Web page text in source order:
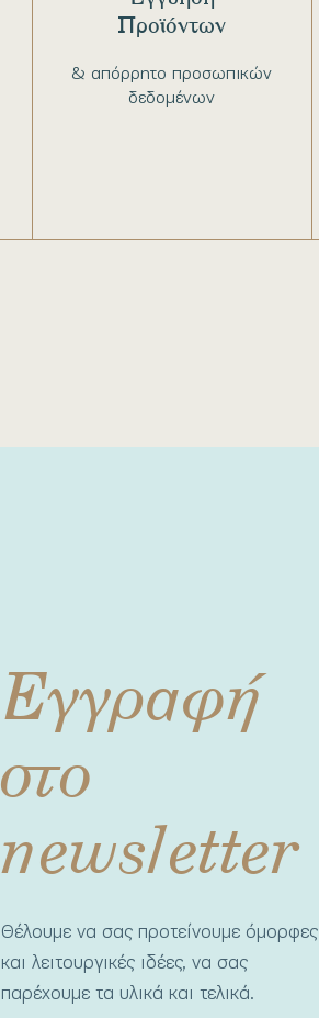
& απόρρητο προσωπικών
δεδομένων
Προϊόντων
Εγγραφή
στο
newsletter
Θέλουμε να σας προτείνουμε όμορφες
και λειτουργικές ιδέες, να σας
παρέχουμε τα υλικά και τελικά.